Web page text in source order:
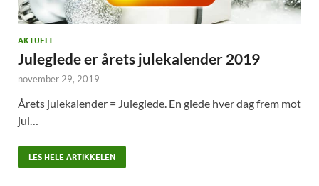
AKTUELT
Juleglede er årets julekalender 2019
november 29, 2019
Årets julekalender = Juleglede. En glede hver dag frem mot
jul…
LES HELE ARTIKKELEN